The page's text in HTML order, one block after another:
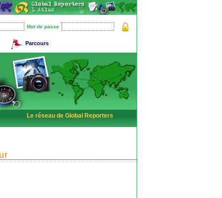
Mot de passe
Parcours
Le réseau de Global Reporters